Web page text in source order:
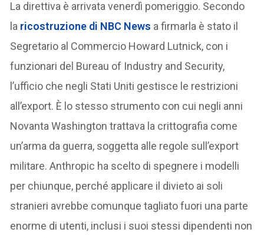
La direttiva è arrivata venerdì pomeriggio. Secondo
la ricostruzione di NBC News a firmarla è stato il
Segretario al Commercio Howard Lutnick, con i
funzionari del Bureau of Industry and Security,
l’ufficio che negli Stati Uniti gestisce le restrizioni
all’export. È lo stesso strumento con cui negli anni
Novanta Washington trattava la crittografia come
un’arma da guerra, soggetta alle regole sull’export
militare. Anthropic ha scelto di spegnere i modelli
per chiunque, perché applicare il divieto ai soli
stranieri avrebbe comunque tagliato fuori una parte
enorme di utenti, inclusi i suoi stessi dipendenti non